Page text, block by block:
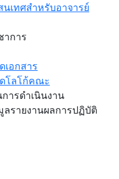
นเทศสำหรับอาจารย์
าการ
เอกสาร
โลโก้คณะ
ารดำเนินงาน
รายงานผลการปฏิบัติ